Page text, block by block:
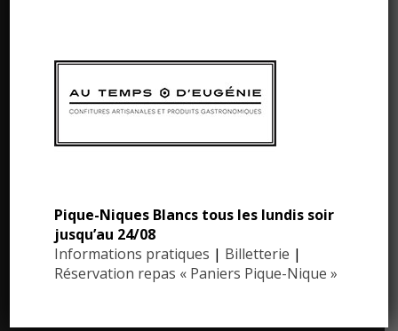
Téléphone : 05.53.28.99.71
Email : contact@eyrignac.com
Communiqués de presse
Photothèque
Pique-Niques Blancs tous les lundis soir
jusqu’au 24/08
Informations pratiques | Billetterie |
Réservation repas « Paniers Pique-Nique »